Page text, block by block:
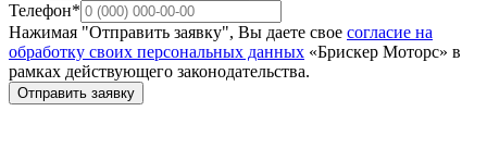
Телефон*
Нажимая "Отправить заявку", Вы даете свое согласие на
обработку своих персональных данных «Брискер Моторс» в
рамках действующего законодательства.
Отправить заявку